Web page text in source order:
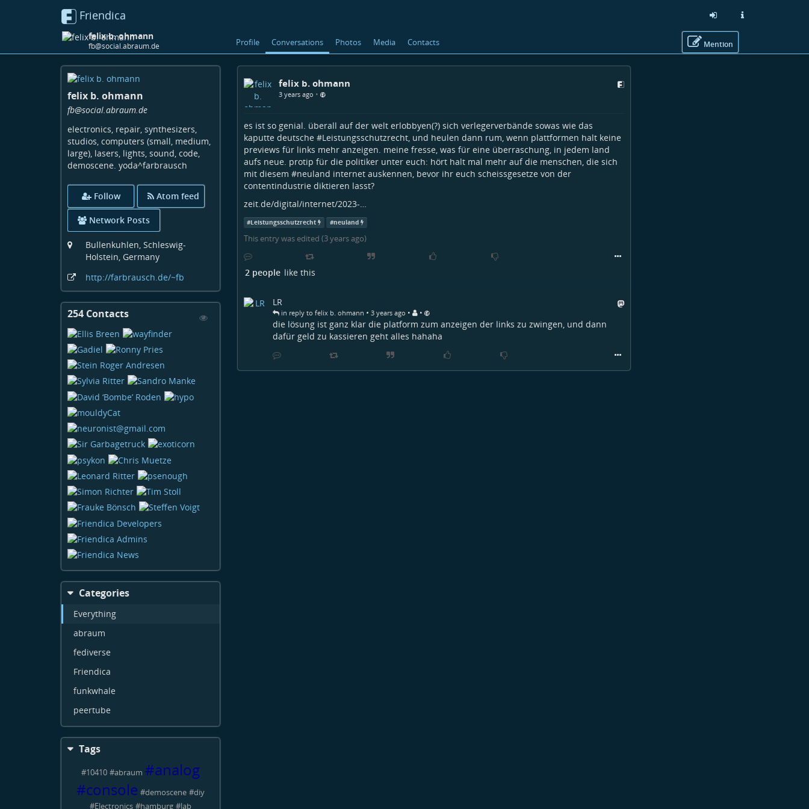
Friendica
felix b. ohmann
fb@social.abraum.de Profile Conversations Photos Media Contacts Mention
felix b. ohmann
fb@social.abraum.de
electronics, repair, synthesizers,
studios, computers (small, medium,
large), lasers, lights, sound, code,
demoscene. yoda^farbrausch
Follow Atom feed
Network Posts
Bullenkuhlen, Schleswig-
Holstein, Germany
http://farbrausch.de/~fb
254 Contacts
View
Categories
Everything
abraum
fediverse
Friendica
funkwhale
peertube
Tags
#10410 #abraum #analog
#console #demoscene #diy
#Electronics #hamburg #lab
felix b. ohmann
3 years ago •
es ist so genial. überall auf der welt erlobbyen(?) sich verlegerverbände sowas wie das
kaputte deutsche #Leistungsschutzrecht, und heulen dann rum, wenn plattformen halt keine
previews für links mehr anzeigen. meine fresse, was für eine überraschung, in jedem land
aufs neue. protip für die politiker unter euch: hört halt mal mehr auf die menschen, die sich
mit diesem #neuland internet auskennen, bevor ihr euch scheissgesetze von der
contentindustrie diktieren lasst?
zeit.de/digital/internet/2023-…
#Leistungsschutzrecht #neuland
This entry was edited (3 years ago)
2 people like this
LR
in reply to felix b. ohmann • 3 years ago • •
die lösung ist ganz klar die platform zum anzeigen der links zu zwingen, und dann
dafür geld zu kassieren geht alles hahaha